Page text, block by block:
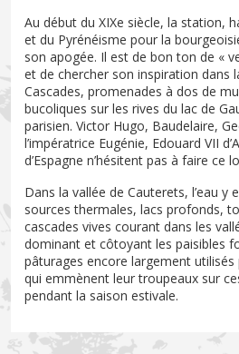
Au début du XIXe siècle, la station,
et du Pyrénéisme pour la
son apogée. Il est de bon ton de «
et de chercher son inspiration dans
Cascades, promenades à dos de
bucoliques sur les rives du lac de
parisien. Victor Hugo, Baudelaire,
l’impératrice Eugénie, Edouard VII
d’Espagne n’hésitent pas à faire ce
Dans la vallée de Cauterets, l’eau y
sources thermales, lacs profonds,
cascades vives courant dans les
dominant et côtoyant les paisibles
pâturages encore largement utilisés
qui emmènent leur troupeaux sur
pendant la saison estivale.